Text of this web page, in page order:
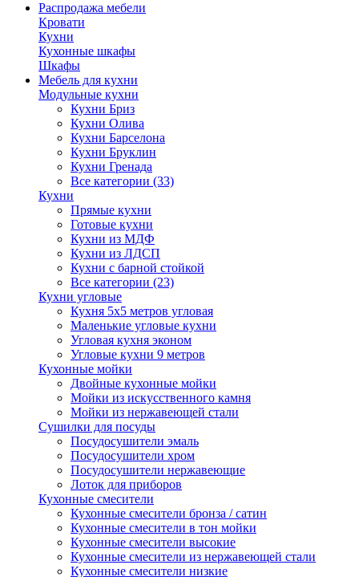
Распродажа мебели
Кровати
Кухни
Кухонные шкафы
Шкафы
Мебель для кухни
Модульные кухни
Кухни Бриз
Кухни Олива
Кухни Барселона
Кухни Бруклин
Кухни Гренада
Все категории (33)
Кухни
Прямые кухни
Готовые кухни
Кухни из МДФ
Кухни из ЛДСП
Кухни с барной стойкой
Все категории (23)
Кухни угловые
Кухня 5х5 метров угловая
Маленькие угловые кухни
Угловая кухня эконом
Угловые кухни 9 метров
Кухонные мойки
Двойные кухонные мойки
Мойки из искусственного камня
Мойки из нержавеющей стали
Сушилки для посуды
Посудосушители эмаль
Посудосушители хром
Посудосушители нержавеющие
Лоток для приборов
Кухонные смесители
Кухонные смесители бронза / сатин
Кухонные смесители в тон мойки
Кухонные смесители высокие
Кухонные смесители из нержавеющей стали
Кухонные смесители низкие